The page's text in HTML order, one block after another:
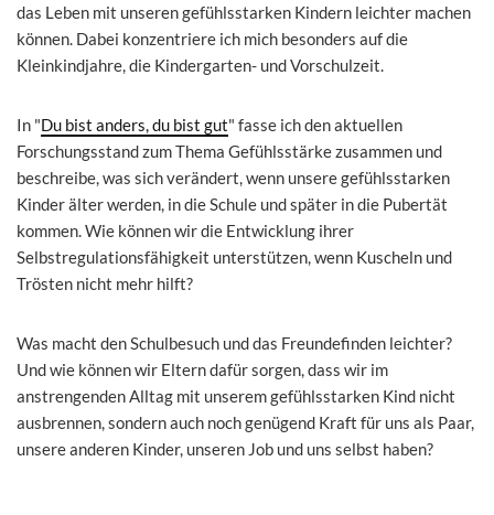
das Leben mit unseren gefühlsstarken Kindern leichter machen
können. Dabei konzentriere ich mich besonders auf die
Kleinkindjahre, die Kindergarten- und Vorschulzeit.
In "Du bist anders, du bist gut" fasse ich den aktuellen
Forschungsstand zum Thema Gefühlsstärke zusammen und
beschreibe, was sich verändert, wenn unsere gefühlsstarken
Kinder älter werden, in die Schule und später in die Pubertät
kommen. Wie können wir die Entwicklung ihrer
Selbstregulationsfähigkeit unterstützen, wenn Kuscheln und
Trösten nicht mehr hilft?
Was macht den Schulbesuch und das Freundefinden leichter?
Und wie können wir Eltern dafür sorgen, dass wir im
anstrengenden Alltag mit unserem gefühlsstarken Kind nicht
ausbrennen, sondern auch noch genügend Kraft für uns als Paar,
unsere anderen Kinder, unseren Job und uns selbst haben?